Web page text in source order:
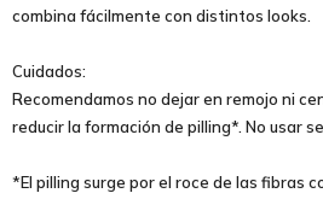
combina fácilmente con distintos looks.
Cuidados:
Recomendamos no dejar en remojo ni
reducir la formación de pilling*. No usar
*El pilling surge por el roce de las fibras